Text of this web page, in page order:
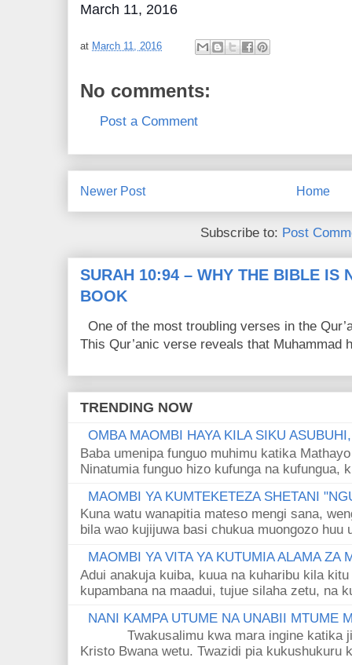
March 11, 2016
at March 11, 2016
No comments:
Post a Comment
Newer Post Home
Subscribe to: Post
SURAH 10:94 – WHY THE BIBLE IS
BOOK
One of the most troubling verses in the
This Qur’anic verse reveals that Muhammad
TRENDING NOW
OMBA MAOMBI HAYA KILA SIKU
Baba umenipa funguo muhimu katika
Ninatumia funguo hizo kufunga na kufungua,
MAOMBI YA KUMTEKETEZA SHETANI
Kuna watu wanapitia mateso mengi sana,
bila wao kujijuwa basi chukua muongozo huu
MAOMBI YA VITA YA KUTUMIA ALAMA ZA
Adui anakuja kuiba, kuua na kuharibu kila
kupambana na maadui, tujue silaha zetu, na
NANI KAMPA UTUME NA UNABII MTUME
Twakusalimu kwa mara ingine katika
Kristo Bwana wetu. Twazidi pia kukushukuru